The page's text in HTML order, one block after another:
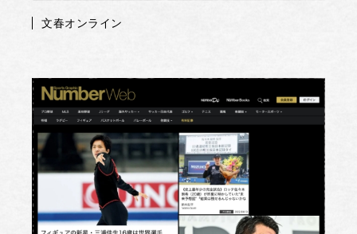
文春オンライン